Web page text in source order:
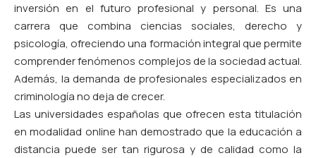
inversión en el futuro profesional y personal. Es una
carrera que combina ciencias sociales, derecho y
psicología, ofreciendo una formación integral que permite
comprender fenómenos complejos de la sociedad actual.
Además, la demanda de profesionales especializados en
criminología no deja de crecer.
Las universidades españolas que ofrecen esta titulación
en modalidad online han demostrado que la educación a
distancia puede ser tan rigurosa y de calidad como la